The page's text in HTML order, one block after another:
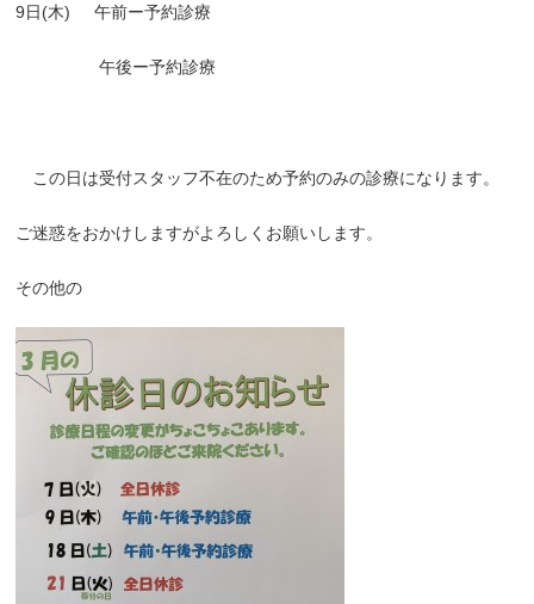
9日(木) 午前ー予約診療
午後ー予約診療
この日は受付スタッフ不在のため予約のみの診療になります。
ご迷惑をおかけしますがよろしくお願いします。
その他の